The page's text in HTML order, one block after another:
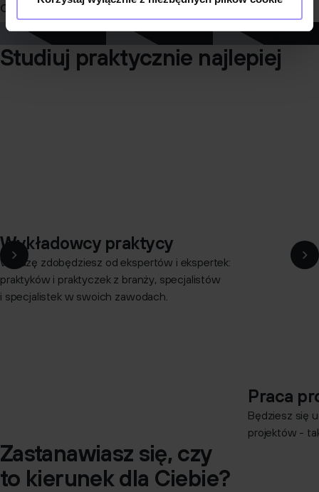
Czytaj więcej
Studiuj praktycznie najlepiej
Wykładowcy praktycy
Wiedzę zdobędziesz od ekspertów i ekspertek:
praktyków i praktyczek z branży, specjalistów
i specjalistek w swoich zawodach.
Praca
Będziesz się
projektów -
Zastanawiasz się, czy
to kierunek dla Ciebie?